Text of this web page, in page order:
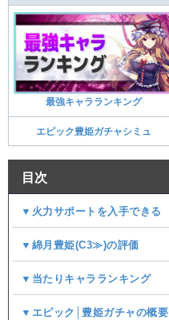
最強キャラランキング
エピック豊姫ガチャシミュ
目次
▼火力サポートを入手できる
▼綿月豊姫(C3≫)の評価
▼当たりキャラランキング
▼エピック│豊姫ガチャの概要